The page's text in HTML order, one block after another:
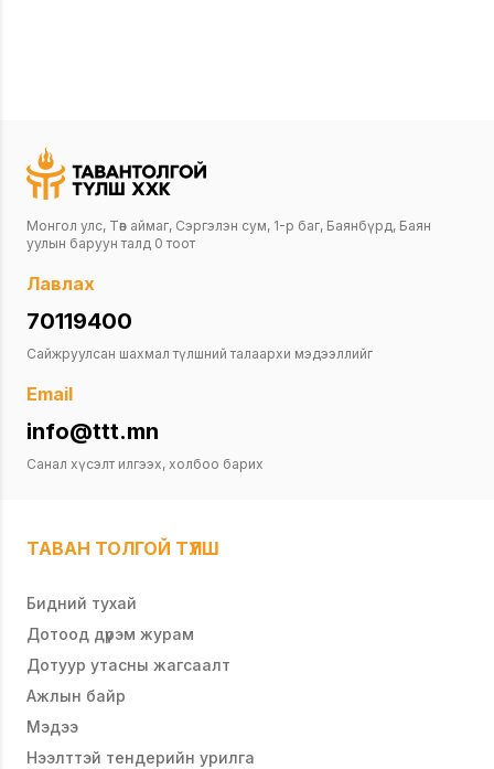
Монгол улс, Төв аймаг, Сэргэлэн сум, 1-р баг, Баянбүрд, Баян
уулын баруун талд 0 тоот
Лавлах
70119400
Сайжруулсан шахмал түлшний талаархи мэдээллийг
Email
info@ttt.mn
Санал хүсэлт илгээх, холбоо барих
ТАВАН ТОЛГОЙ ТҮЛШ
Бидний тухай
Дотоод дүрэм журам
Дотуур утасны жагсаалт
Ажлын байр
Мэдээ
Нээлттэй тендерийн урилга